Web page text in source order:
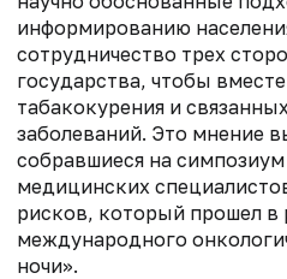
информированию
сотрудничество трех
государства, чтобы
табакокурения и
заболеваний. Это мнение
собравшиеся на
медицинских
рисков, который прошел в
международного
ночи».